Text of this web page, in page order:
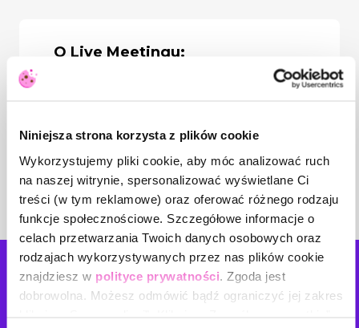
Niniejsza strona korzysta z plików cookie
Wykorzystujemy pliki cookie, aby móc analizować ruch
na naszej witrynie, spersonalizować wyświetlane Ci
treści (w tym reklamowe) oraz oferować różnego rodzaju
funkcje społecznościowe. Szczegółowe informacje o
celach przetwarzania Twoich danych osobowych oraz
rodzajach wykorzystywanych przez nas plików cookie
znajdziesz w polityce prywatności . Zgoda jest
dobrowolna. Możesz odmówić bądź ograniczyć jej zakres
O Live Meetingu:
Zmotywowany zespół brzmi atrakcyjnie?
Live Meetingu. Poznasz 4 błędy które
wynagrodzeń, aby zespół był
zmotywowany i skoncentrowany na
faktycznym celu.
Napiszdo nas!